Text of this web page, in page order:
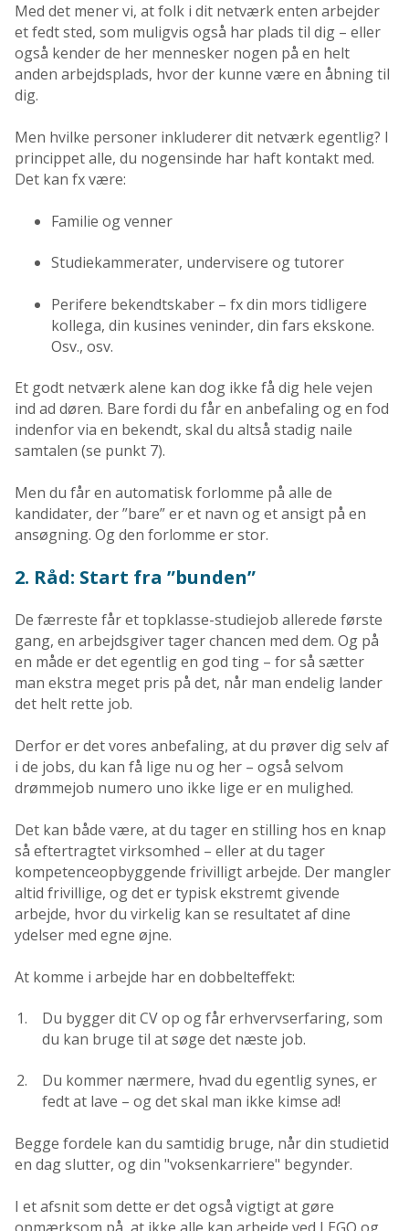
Med det mener vi, at folk i dit netværk enten arbejder
et fedt sted, som muligvis også har plads til dig – eller
også kender de her mennesker nogen på en helt
anden arbejdsplads, hvor der kunne være en åbning til
dig.
Men hvilke personer inkluderer dit netværk egentlig? I
princippet alle, du nogensinde har haft kontakt med.
Det kan fx være:
Familie og venner
Studiekammerater, undervisere og tutorer
Perifere bekendtskaber – fx din mors tidligere
kollega, din kusines veninder, din fars ekskone.
Osv., osv.
Et godt netværk alene kan dog ikke få dig hele vejen
ind ad døren. Bare fordi du får en anbefaling og en fod
indenfor via en bekendt, skal du altså stadig naile
samtalen (se punkt 7).
Men du får en automatisk forlomme på alle de
kandidater, der ”bare” er et navn og et ansigt på en
ansøgning. Og den forlomme er stor.
2. Råd: Start fra ”bunden”
De færreste får et topklasse-studiejob allerede første
gang, en arbejdsgiver tager chancen med dem. Og på
en måde er det egentlig en god ting – for så sætter
man ekstra meget pris på det, når man endelig lander
det helt rette job.
Derfor er det vores anbefaling, at du prøver dig selv af
i de jobs, du kan få lige nu og her – også selvom
drømmejob numero uno ikke lige er en mulighed.
Det kan både være, at du tager en stilling hos en knap
så eftertragtet virksomhed – eller at du tager
kompetenceopbyggende frivilligt arbejde. Der mangler
altid frivillige, og det er typisk ekstremt givende
arbejde, hvor du virkelig kan se resultatet af dine
ydelser med egne øjne.
At komme i arbejde har en dobbelteffekt:
Du bygger dit CV op og får erhvervserfaring, som
du kan bruge til at søge det næste job.
Du kommer nærmere, hvad du egentlig synes, er
fedt at lave – og det skal man ikke kimse ad!
Begge fordele kan du samtidig bruge, når din studietid
en dag slutter, og din "voksenkarriere" begynder.
I et afsnit som dette er det også vigtigt at gøre